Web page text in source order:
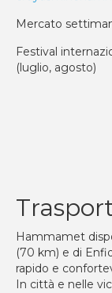
Mercato
Festival
(luglio, agosto)
Hammamet
(70 km) e di
rapido e
In città e nelle